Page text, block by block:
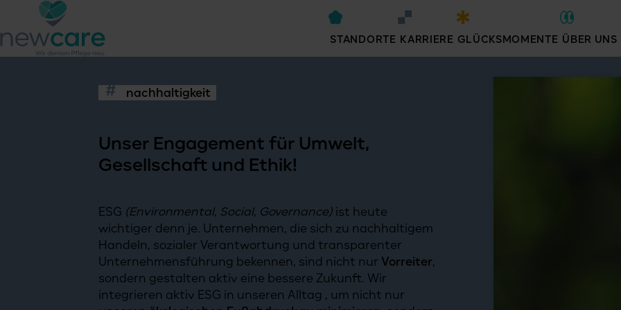
STANDORTE KARRIERE GLÜCKSMOMENTE ÜBER UNS
nachhaltigkeit
Unser Engagement für Umwelt,
Gesellschaft und Ethik!
ESG (Environmental, Social, Governance) ist heute
wichtiger denn je. Unternehmen, die sich zu nachhaltigem
Handeln, sozialer Verantwortung und transparenter
Unternehmensführung bekennen, sind nicht nur Vorreiter,
sondern gestalten aktiv eine bessere Zukunft. Wir
integrieren aktiv ESG in unseren Alltag , um nicht nur